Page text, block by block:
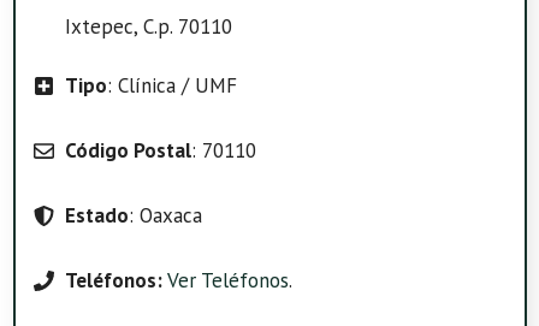
Ixtepec, C.p. 70110
Tipo: Clínica / UMF
Código Postal: 70110
Estado: Oaxaca
Teléfonos:Ver Teléfonos.